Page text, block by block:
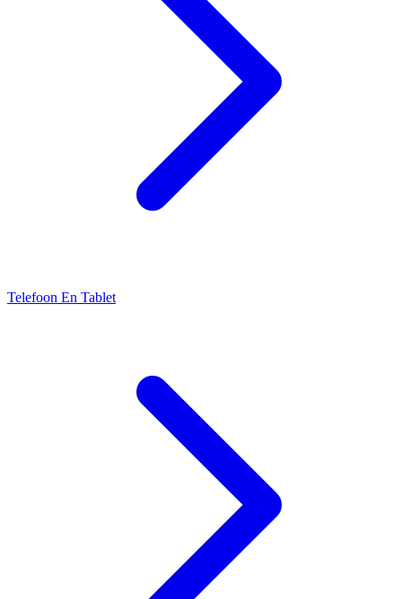
Telefoon En Tablet